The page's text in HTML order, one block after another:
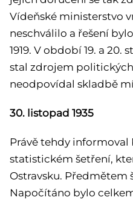
Vídeňské ministerstvo
neschválilo a řešení
1919. V období 19. a 20.
stal zdrojem
neodpovídal skladbě
30. listopad 1935
Právě tehdy informoval
statistickém šetření,
Ostravsku. Předmětem
Napočítáno bylo